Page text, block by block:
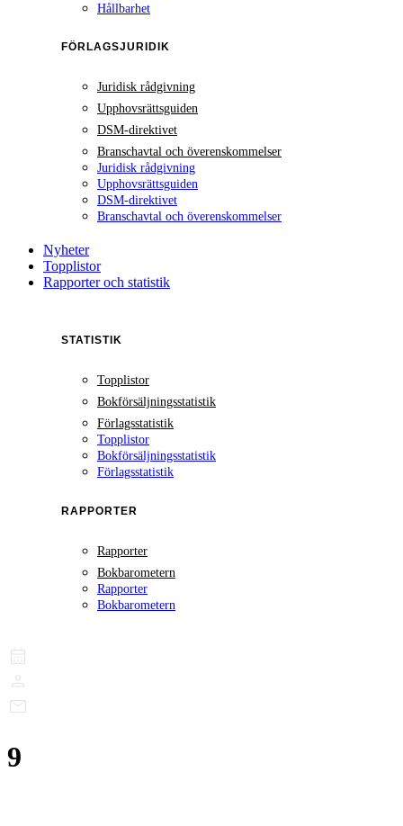
Hållbarhet
FÖRLAGSJURIDIK
Juridisk rådgivning
Upphovsrättsguiden
DSM-direktivet
Branschavtal och överenskommelser
Juridisk rådgivning
Upphovsrättsguiden
DSM-direktivet
Branschavtal och överenskommelser
Nyheter
Topplistor
Rapporter och statistik
STATISTIK
Topplistor
Bokförsäljningsstatistik
Förlagsstatistik
Topplistor
Bokförsäljningsstatistik
Förlagsstatistik
RAPPORTER
Rapporter
Bokbarometern
Rapporter
Bokbarometern
9